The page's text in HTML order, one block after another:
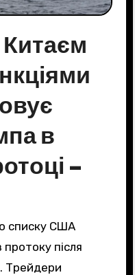
Китаєм
в
–
після
Трейдери